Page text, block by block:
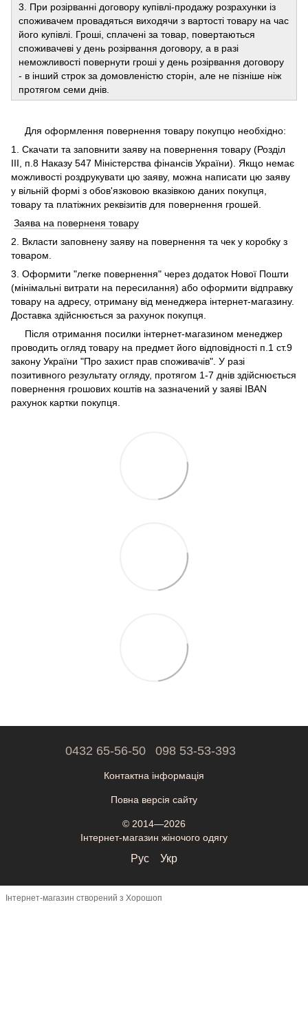
3. При розірванні договору купівлі-продажу розрахунки із
споживачем провадяться виходячи з вартості товару на час
його купівлі. Гроші, сплачені за товар, повертаються
споживачеві у день розірвання договору, а в разі
неможливості повернути гроші у день розірвання договору
- в інший строк за домовленістю сторін, але не пізніше ніж
протягом семи днів.
Для оформлення повернення товару покупцю необхідно:
1. Скачати та заповнити заяву на повернення товару (Розділ
ІІІ, п.8 Наказу 547 Міністерства фінансів України). Якщо немає
можливості роздрукувати цю заяву, можна написати цю заяву
у вільній формі з обов'язковою вказівкою даних покупця,
товару та платіжних реквізитів для повернення грошей.
Заява на поверненя товару
2. Вкласти заповнену заяву на повернення та чек у коробку з
товаром.
3. Оформити "легке повернення" через додаток Нової Пошти
(мінімальні витрати на пересилання) або оформити відправку
товару на адресу, отриману від менеджера інтернет-магазину.
Доставка здійснюється за рахунок покупця.
Після отримання посилки інтернет-магазином менеджер
проводить огляд товару на предмет його відповідності п.1 ст.9
закону України "Про захист прав споживачів". У разі
позитивного результату огляду, протягом 1-7 днів здійснюється
повернення грошових коштів на зазначений у заяві IBAN
рахунок картки покупця.
0432 65-56-50 098 53-53-393
Контактна інформація
Повна версія сайту
© 2014—2026
Інтернет-магазин жіночого одягу
Рус Укр
Інтернет-магазин створений з Хорошоп